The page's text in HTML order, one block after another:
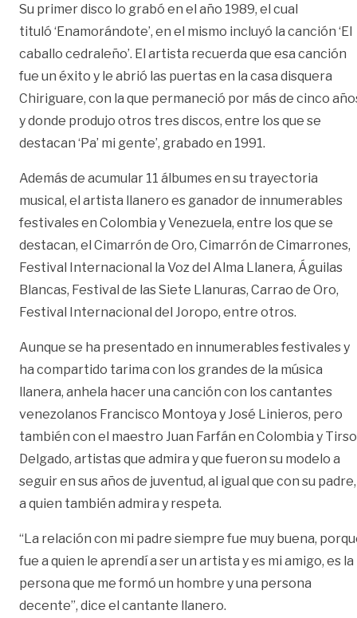
Su primer disco lo grabó en el año 1989, el cual
tituló ‘Enamorándote’, en el mismo incluyó la canción ‘El
caballo cedraleño’. El artista recuerda que esa canción
fue un éxito y le abrió las puertas en la casa disquera
Chiriguare, con la que permaneció por más de cinco
y donde produjo otros tres discos, entre los que se
destacan ‘Pa’ mi gente’, grabado en 1991.
Además de acumular 11 álbumes en su trayectoria
musical, el artista llanero es ganador de innumerables
festivales en Colombia y Venezuela, entre los que se
destacan, el Cimarrón de Oro, Cimarrón de Cimarrones,
Festival Internacional la Voz del Alma Llanera, Águilas
Blancas, Festival de las Siete Llanuras, Carrao de Oro,
Festival Internacional del Joropo, entre otros.
Aunque se ha presentado en innumerables festivales y
ha compartido tarima con los grandes de la música
llanera, anhela hacer una canción con los cantantes
venezolanos Francisco Montoya y José Linieros, pero
también con el maestro Juan Farfán en Colombia y Tirso
Delgado, artistas que admira y que fueron su modelo a
seguir en sus años de juventud, al igual que con su padre,
a quien también admira y respeta.
“La relación con mi padre siempre fue muy buena,
fue a quien le aprendí a ser un artista y es mi amigo, es la
persona que me formó un hombre y una persona
decente”, dice el cantante llanero.